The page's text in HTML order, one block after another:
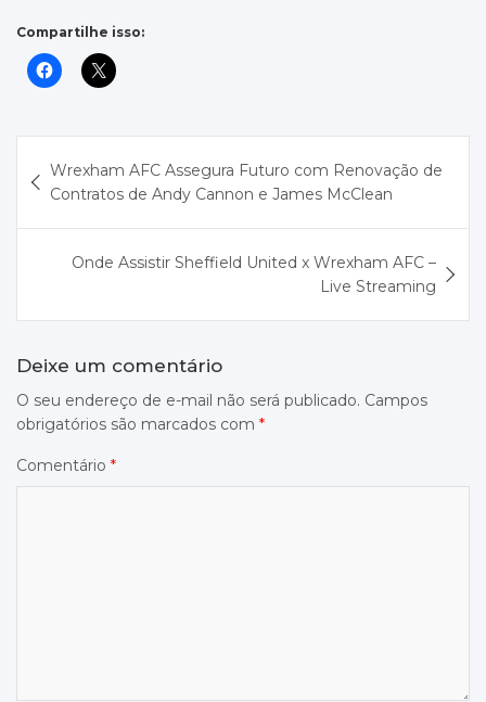
Compartilhe isso:
de
Post
Wrexham AFC Assegura Futuro com Renovação de
Contratos de Andy Cannon e James McClean
Onde Assistir Sheffield United x Wrexham AFC –
Live Streaming
Deixe um comentário
O seu endereço de e-mail não será publicado. Campos
obrigatórios são marcados com *
Comentário *